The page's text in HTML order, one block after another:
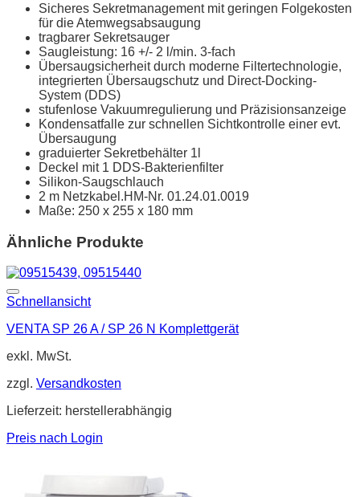
Sicheres Sekretmanagement mit geringen Folgekosten
für die Atemwegsabsaugung
tragbarer Sekretsauger
Saugleistung: 16 +/- 2 l/min. 3-fach
Übersaugsicherheit durch moderne Filtertechnologie,
integrierten Übersaugschutz und Direct-Docking-
System (DDS)
stufenlose Vakuumregulierung und Präzisionsanzeige
Kondensatfalle zur schnellen Sichtkontrolle einer evt.
Übersaugung
graduierter Sekretbehälter 1l
Deckel mit 1 DDS-Bakterienfilter
Silikon-Saugschlauch
2 m Netzkabel.HM-Nr. 01.24.01.0019
Maße: 250 x 255 x 180 mm
Ähnliche Produkte
Schnellansicht
VENTA SP 26 A / SP 26 N Komplettgerät
exkl. MwSt.
zzgl. Versandkosten
Lieferzeit: herstellerabhängig
Preis nach Login